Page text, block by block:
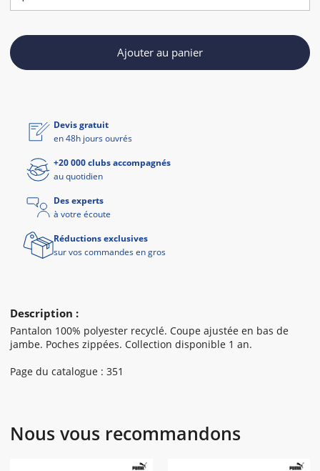
Ajouter au panier
Description :
Pantalon 100% polyester recyclé. Coupe ajustée en bas de
jambe. Poches zippées. Collection disponible 1 an.
Page du catalogue : 351
Devis gratuit
en 48h jours ouvrés
+20 000 clubs accompagnés
au quotidien
Des experts
à votre écoute
Réductions exclusives
sur vos commandes en gros
Nous vous recommandons